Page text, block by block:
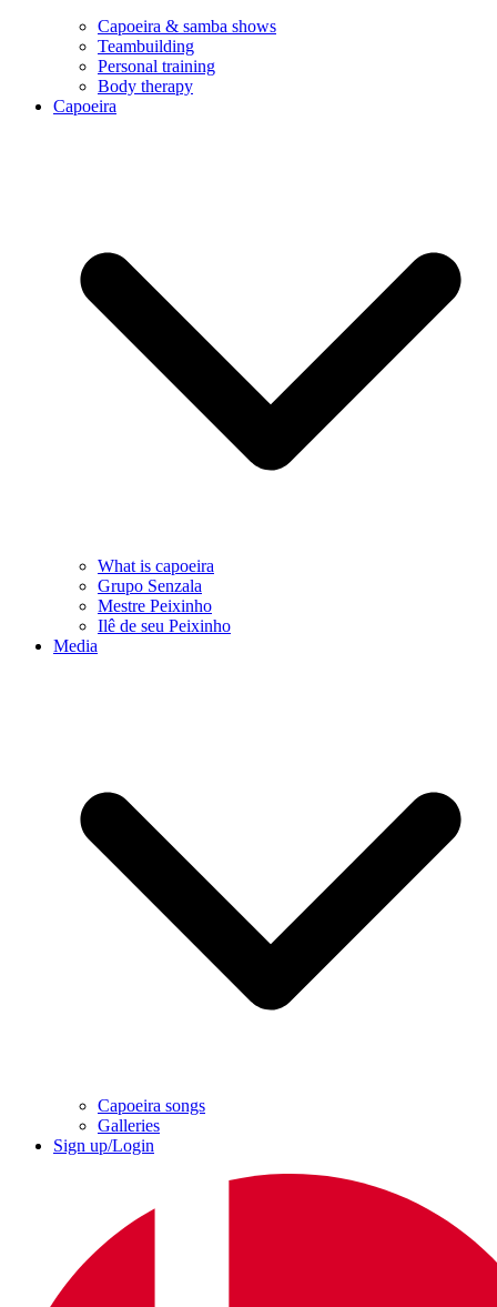
Capoeira & samba shows
Teambuilding
Personal training
Body therapy
Capoeira
What is capoeira
Grupo Senzala
Mestre Peixinho
Ilê de seu Peixinho
Media
Capoeira songs
Galleries
Sign up/Login